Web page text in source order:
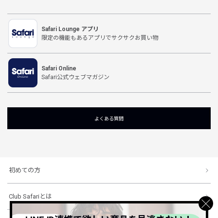
Safari Lounge アプリ
限定の機能もあるアプリでサクサクお買い物
Safari Online
Safari公式ウェブマガジン
よくある質問
初めての方
Club Safariとは